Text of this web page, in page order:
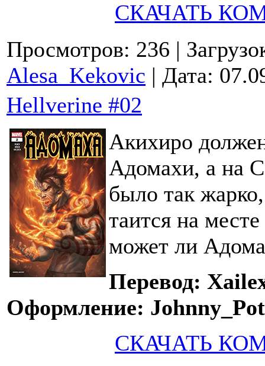
СКАЧАТЬ
Просмотров: 236 |
Alesa_Kekovic | Дата:
Hellverine #02
Акихиро
Адомахи, а на
было так
таится на
может ли
Перевод:
Оформление:
СКАЧАТЬ